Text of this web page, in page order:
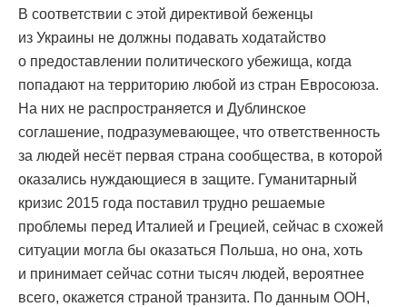
В соответствии с этой директивой беженцы
из Украины не должны подавать ходатайство
о предоставлении политического убежища, когда
попадают на территорию любой из стран Евросоюза.
На них не распространяется и Дублинское
соглашение, подразумевающее, что ответственность
за людей несёт первая страна сообщества, в которой
оказались нуждающиеся в защите. Гуманитарный
кризис 2015 года поставил трудно решаемые
проблемы перед Италией и Грецией, сейчас в схожей
ситуации могла бы оказаться Польша, но она, хоть
и принимает сейчас сотни тысяч людей, вероятнее
всего, окажется страной транзита. По данным ООН,